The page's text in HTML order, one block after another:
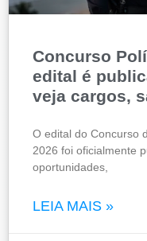
Concurso
edital é
veja cargos,
O edital do Concurso
2026 foi oficialmente
oportunidades,
LEIA MAIS »